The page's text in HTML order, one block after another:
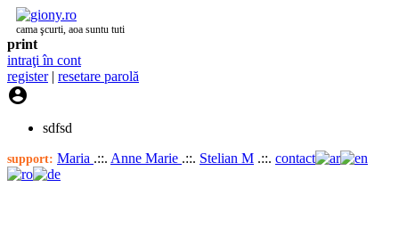
cama şcurti, aoa suntu tuti
print
intraţi în cont
register| resetare parolă

sdfsd
support: Maria .::. Anne Marie .::. Stelian M .::. contact